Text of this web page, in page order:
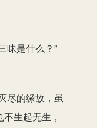
昧是什么？”
尽的缘故，虽
生起无生，